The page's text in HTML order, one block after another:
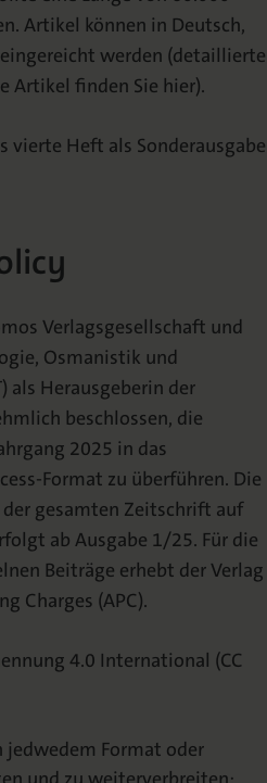
Artikel können in Deutsch,
werden (detaillierte
Artikel finden Sie hier).
Heft als Sonderausgabe
Verlagsgesellschaft und
Osmanistik und
als Herausgeberin der
beschlossen, die
2025 in das
Format zu überführen. Die
gesamten Zeitschrift auf
ab Ausgabe 1/25. Für die
Beiträge erhebt der Verlag
Charges (APC).
4.0 International (CC
Format oder